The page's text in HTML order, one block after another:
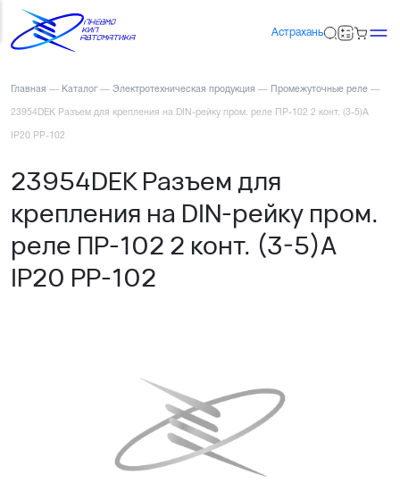
Астрахань
Главная — Каталог — Электротехническая продукция — Промежуточные реле —
23954DEK Разъем для крепления на DIN-рейку пром. реле ПР-102 2 конт. (3-5)А
IP20 РР-102
23954DEK Разъем для
крепления на DIN-рейку пром.
реле ПР-102 2 конт. (3-5)А
IP20 РР-102